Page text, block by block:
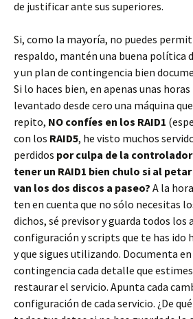
de justificar ante sus superiores.
Si, como la mayoría, no puedes
respaldo, mantén una buena política
y un plan de contingencia bien
Si lo haces bien, en apenas unas
levantado desde cero una máquina
repito, NO confíes en los RAID1
con los RAID5, he visto muchos
perdidos por culpa de la
tener un RAID1 bien chulo si al
van los dos discos a paseo? A la
ten en cuenta que no sólo necesitas
dichos, sé previsor y guarda todos los
configuración y scripts que te has ido
y que sigues utilizando. Documenta
contingencia cada detalle que
restaurar el servicio. Apunta cada
configuración de cada servicio. ¿De